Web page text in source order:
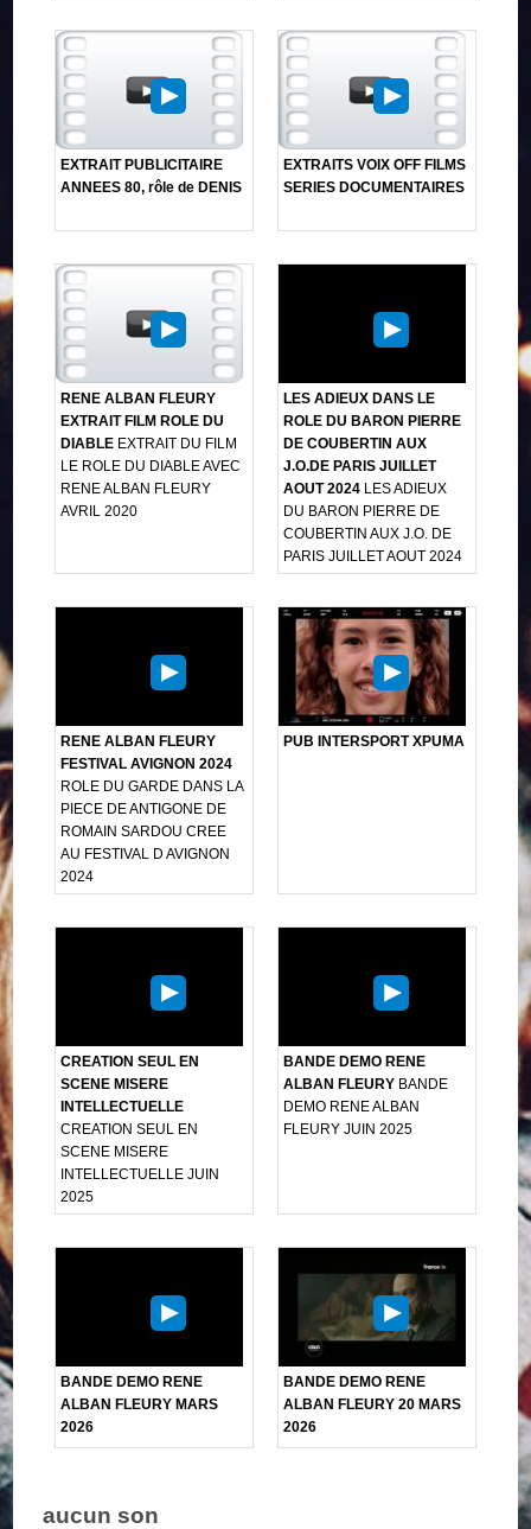
EXTRAIT PUBLICITAIRE
ANNEES 80, rôle de DENIS
EXTRAITS VOIX OFF FILMS
SERIES DOCUMENTAIRES
RENE ALBAN FLEURY
EXTRAIT FILM ROLE DU
DIABLE EXTRAIT DU FILM
LE ROLE DU DIABLE AVEC
RENE ALBAN FLEURY
AVRIL 2020
LES ADIEUX DANS LE
ROLE DU BARON PIERRE
DE COUBERTIN AUX
J.O.DE PARIS JUILLET
AOUT 2024 LES ADIEUX
DU BARON PIERRE DE
COUBERTIN AUX J.O. DE
PARIS JUILLET AOUT 2024
RENE ALBAN FLEURY
FESTIVAL AVIGNON 2024
ROLE DU GARDE DANS LA
PIECE DE ANTIGONE DE
ROMAIN SARDOU CREE
AU FESTIVAL D AVIGNON
2024
PUB INTERSPORT XPUMA
CREATION SEUL EN
SCENE MISERE
INTELLECTUELLE
CREATION SEUL EN
SCENE MISERE
INTELLECTUELLE JUIN
2025
BANDE DEMO RENE
ALBAN FLEURY BANDE
DEMO RENE ALBAN
FLEURY JUIN 2025
BANDE DEMO RENE
ALBAN FLEURY MARS
2026
BANDE DEMO RENE
ALBAN FLEURY 20 MARS
2026
aucun son